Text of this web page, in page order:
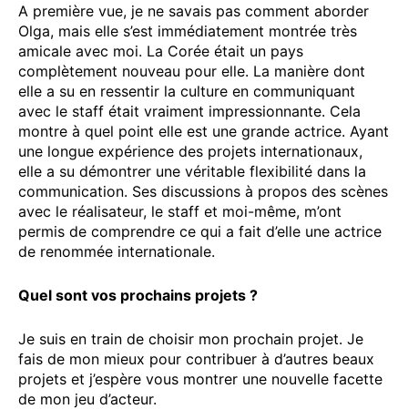
A première vue, je ne savais pas comment aborder
Olga, mais elle s’est immédiatement montrée très
amicale avec moi. La Corée était un pays
complètement nouveau pour elle. La manière dont
elle a su en ressentir la culture en communiquant
avec le staff était vraiment impressionnante. Cela
montre à quel point elle est une grande actrice. Ayant
une longue expérience des projets internationaux,
elle a su démontrer une véritable flexibilité dans la
communication. Ses discussions à propos des scènes
avec le réalisateur, le staff et moi-même, m’ont
permis de comprendre ce qui a fait d’elle une actrice
de renommée internationale.
Quel sont vos prochains projets ?
Je suis en train de choisir mon prochain projet. Je
fais de mon mieux pour contribuer à d’autres beaux
projets et j’espère vous montrer une nouvelle facette
de mon jeu d’acteur.